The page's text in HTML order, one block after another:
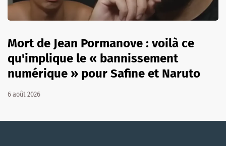
Mort de Jean Pormanove : voilà ce
qu'implique le « bannissement
numérique » pour Safine et Naruto
6 août 2026